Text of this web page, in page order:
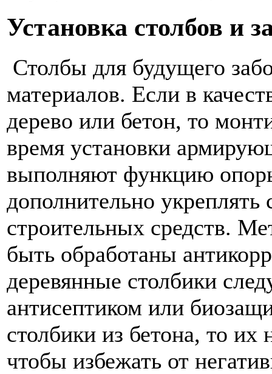
Установка столбов и
Столбы для будущего
материалов. Если в
дерево или бетон, то
время установки
выполняют функцию
дополнительно
строительных средств.
быть обработаны
деревянные столбики
антисептиком или
столбики из бетона, то
чтобы избежать от